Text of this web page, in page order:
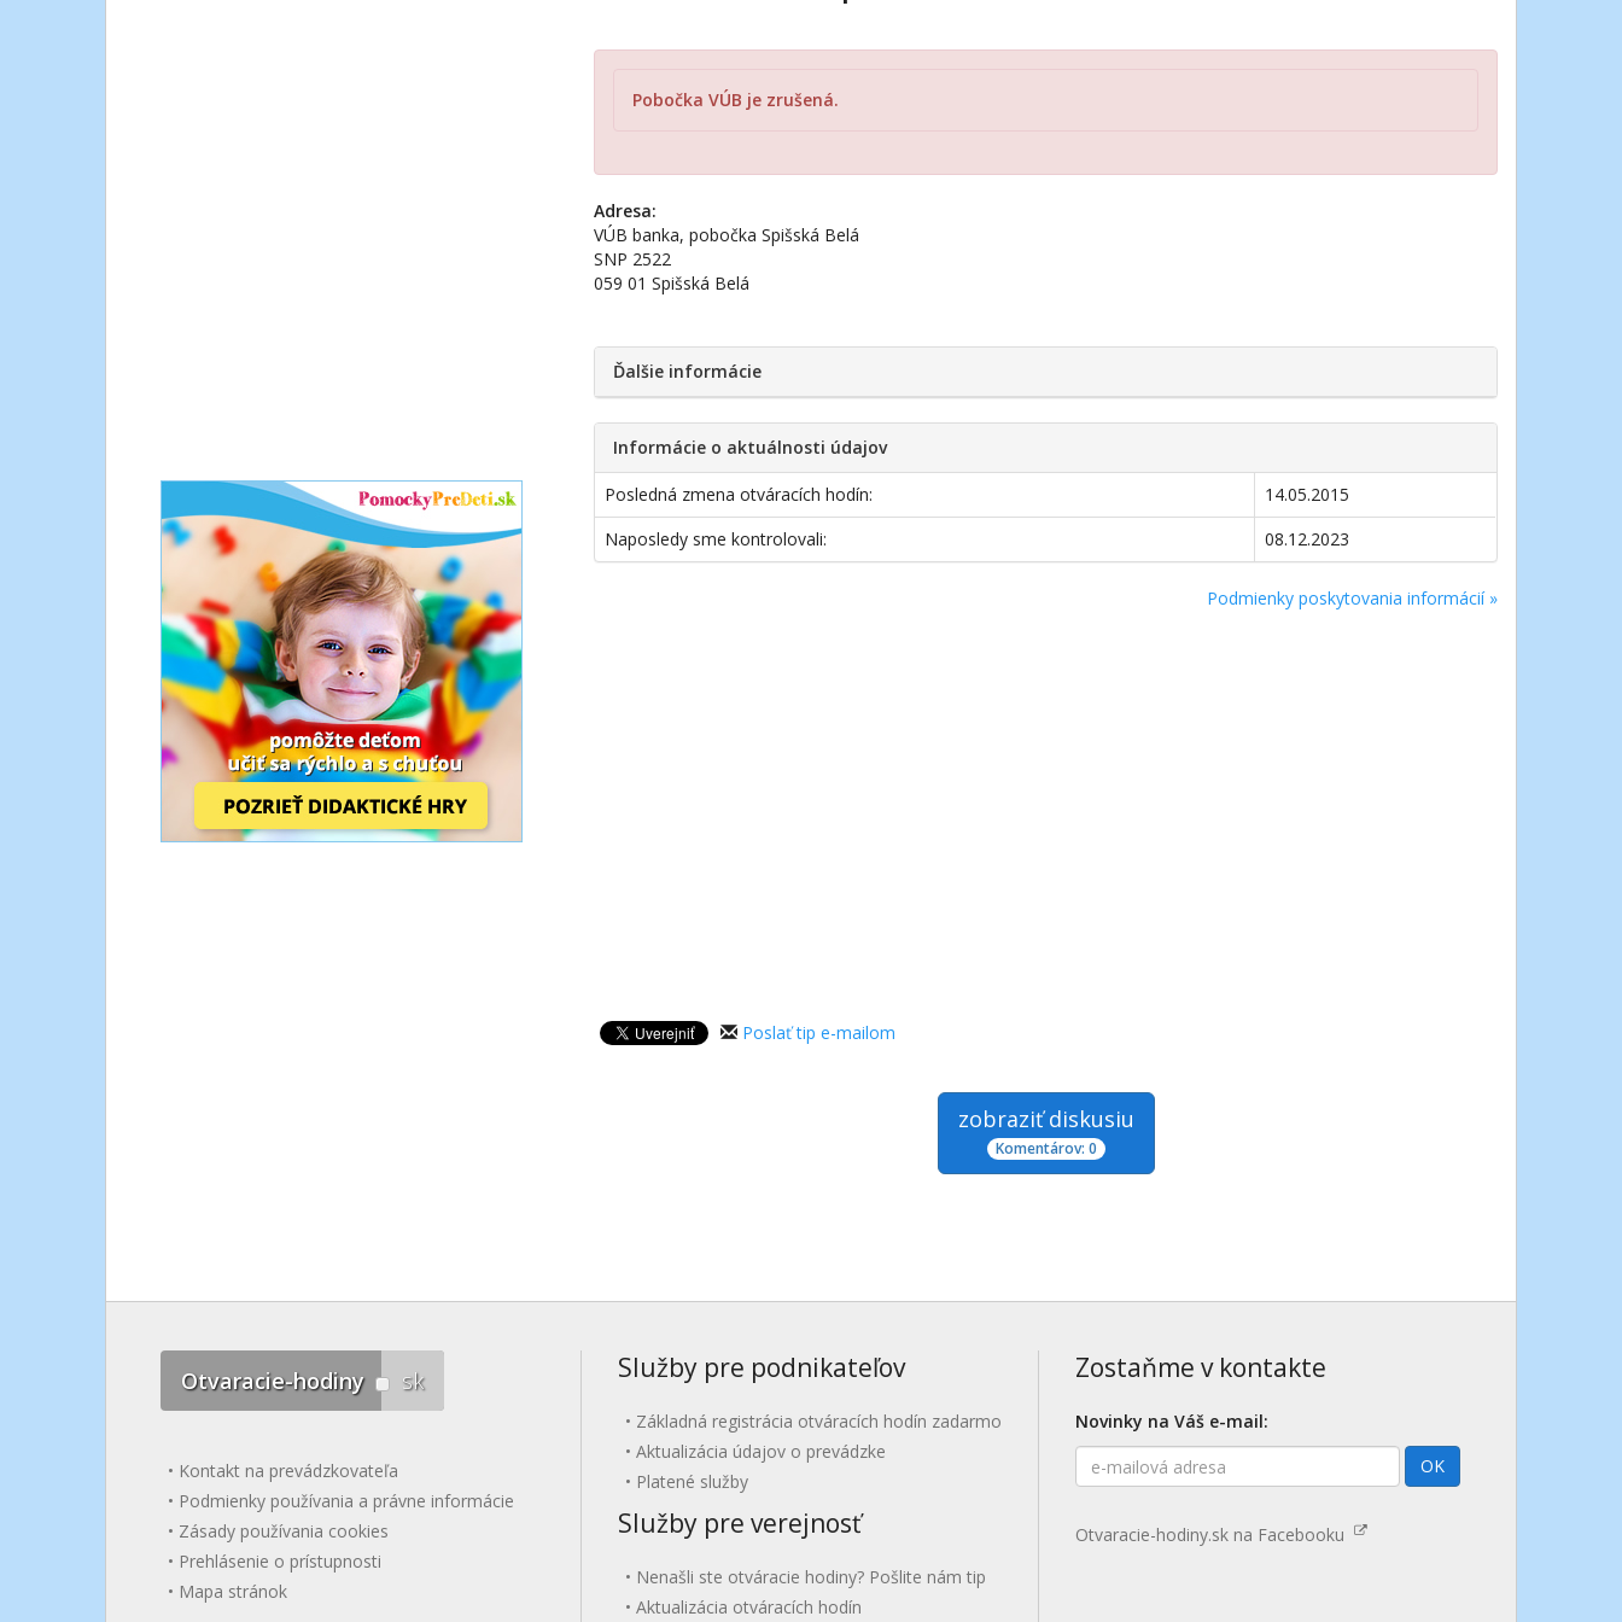
Pobočka VÚB je zrušená.
Adresa:
VÚB banka, pobočka Spišská Belá
SNP 2522
059 01 Spišská Belá
Ďalšie informácie
Informácie o aktuálnosti údajov
Posledná zmena otváracích hodín:
14.05.2015
Naposledy sme kontrolovali:
08.12.2023
Podmienky poskytovania informácií »
Poslať tip e-mailom
zobraziť diskusiu
Komentárov: 0
Otvaracie-hodiny sk
Kontakt na prevádzkovateľa
Podmienky používania a právne informácie
Zásady používania cookies
Prehlásenie o prístupnosti
Mapa stránok
Služby pre podnikateľov
Základná registrácia otváracích hodín zadarmo
Aktualizácia údajov o prevádzke
Platené služby
Služby pre verejnosť
Nenašli ste otváracie hodiny? Pošlite nám tip
Aktualizácia otváracích hodín
Zostaňme v kontakte
Novinky na Váš e-mail:
E-
mailová
OK
Otvaracie-hodiny.sk na Facebooku